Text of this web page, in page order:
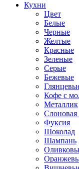
Кухни
Цвет
Белые
Черные
Желтые
Красные
Зеленые
Серые
Бежевые
Кофе с
Металлик
Слоновая
Фуксия
Шоколад
Шампань